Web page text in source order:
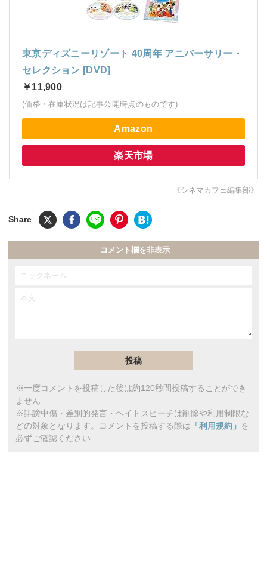
東京ディズニーリゾート 40周年 アニバーサリー・
セレクション [DVD]
￥11,900
(価格・在庫状況は記事公開時点のものです)
Amazon
楽天市場
《シネマカフェ編集部》
コメント欄を非表示
※一度コメントを投稿した後は約120秒間投稿することができ
ません
※誹謗中傷・差別的発言・ヘイトスピーチは削除や利用制限な
どの対象となります。コメントを投稿する際は 「利用規約」 を
必ずご確認ください